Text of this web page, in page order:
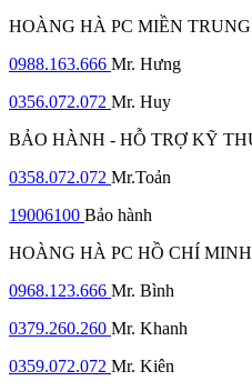
HOÀNG HÀ PC MIỀN TRUNG
0988.163.666 Mr. Hưng
0356.072.072 Mr. Huy
BẢO HÀNH - HỖ TRỢ KỸ
0358.072.072 Mr.Toản
19006100 Bảo hành
HOÀNG HÀ PC HỒ CHÍ MINH
0968.123.666 Mr. Bình
0379.260.260 Mr. Khanh
0359.072.072 Mr. Kiên